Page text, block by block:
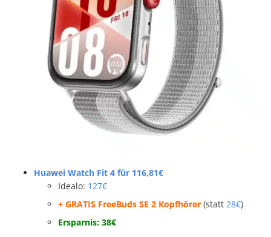
Huawei Watch Fit 4 für 116,81€
Idealo: 127€
+ GRATIS FreeBuds SE 2 Kopfhörer (statt 28€)
Ersparnis: 38€